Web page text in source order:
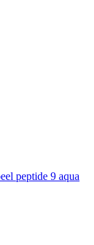
peptide 9 aqua